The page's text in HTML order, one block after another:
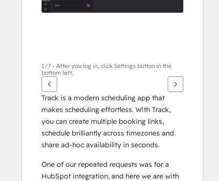
1/7 - After you log in, click Settings button in the
bottom left.
Track is a modern scheduling app that
makes scheduling effortless. With Track,
you can create multiple booking links,
schedule brilliantly across timezones and
share ad-hoc availability in seconds.
One of our repeated requests was for a
HubSpot integration, and here we are with